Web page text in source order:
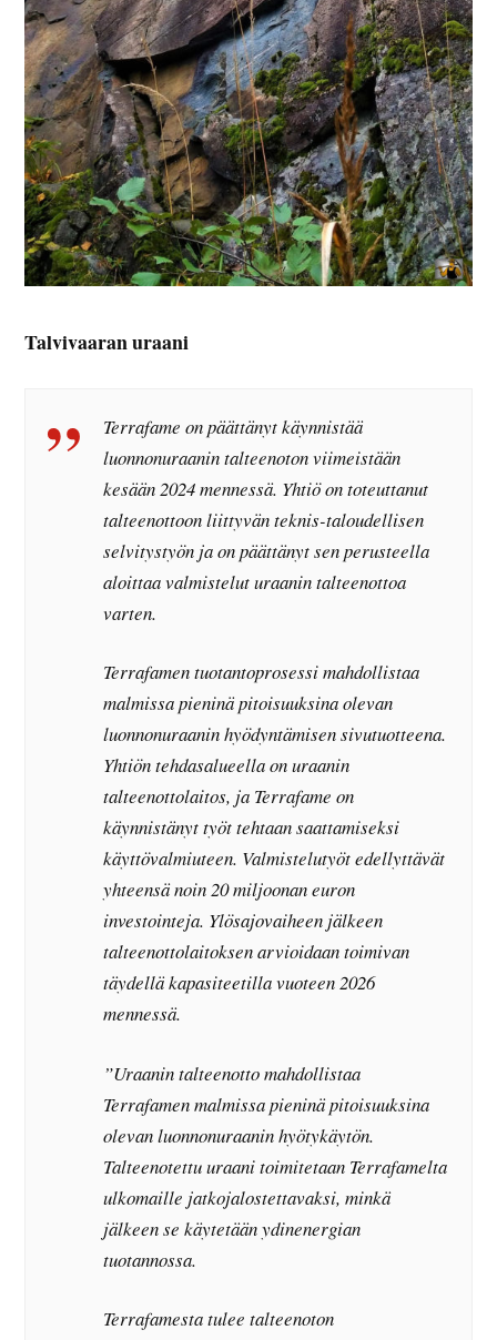
Talvivaaran uraani
Terrafame on päättänyt käynnistää
luonnonuraanin talteenoton viimeistään
kesään 2024 mennessä. Yhtiö on toteuttanut
talteenottoon liittyvän teknis-taloudellisen
selvitystyön ja on päättänyt sen perusteella
aloittaa valmistelut uraanin talteenottoa
varten.
Terrafamen tuotantoprosessi mahdollistaa
malmissa pieninä pitoisuuksina olevan
luonnonuraanin hyödyntämisen sivutuotteena.
Yhtiön tehdasalueella on uraanin
talteenottolaitos, ja Terrafame on
käynnistänyt työt tehtaan saattamiseksi
käyttövalmiuteen. Valmistelutyöt edellyttävät
yhteensä noin 20 miljoonan euron
investointeja. Ylösajovaiheen jälkeen
talteenottolaitoksen arvioidaan toimivan
täydellä kapasiteetilla vuoteen 2026
mennessä.
”Uraanin talteenotto mahdollistaa
Terrafamen malmissa pieninä pitoisuuksina
olevan luonnonuraanin hyötykäytön.
Talteenotettu uraani toimitetaan Terrafamelta
ulkomaille jatkojalostettavaksi, minkä
jälkeen se käytetään ydinenergian
tuotannossa.
Terrafamesta tulee talteenoton